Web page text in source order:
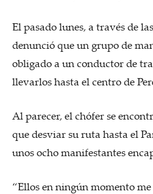
El pasado lunes, a través de
denunció que un grupo de
obligado a un conductor de
llevarlos hasta el centro de
Al parecer, el chófer se
que desviar su ruta hasta el
unos ocho manifestantes
“Ellos en ningún momento